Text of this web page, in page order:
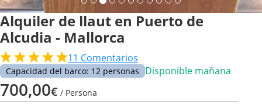
Alquiler de llaut en Puerto de
Alcudia - Mallorca
11 Comentarios
Capacidad del barco: 12 personas Disponible mañana
700,00€ / Persona